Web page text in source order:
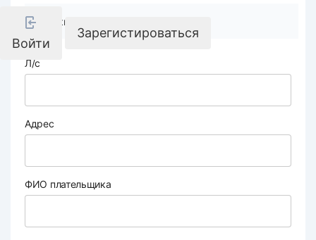
Войти
Зарегистироваться
Реквизиты компании
Л/с
Адрес
ФИО плательщика